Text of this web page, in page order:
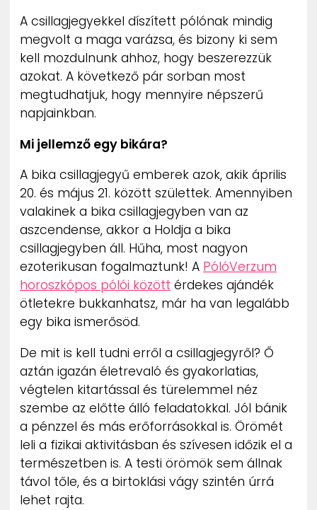
A csillagjegyekkel díszített pólónak mindig
megvolt a maga varázsa, és bizony ki sem
kell mozdulnunk ahhoz, hogy beszerezzük
azokat. A következő pár sorban most
megtudhatjuk, hogy mennyire népszerű
napjainkban.
Mi jellemző egy bikára?
A bika csillagjegyű emberek azok, akik április
20. és május 21. között születtek. Amennyiben
valakinek a bika csillagjegyben van az
aszcendense, akkor a Holdja a bika
csillagjegyben áll. Hűha, most nagyon
ezoterikusan fogalmaztunk! A PólóVerzum
horoszkópos pólói között érdekes ajándék
ötletekre bukkanhatsz, már ha van legalább
egy bika ismerősöd.
De mit is kell tudni erről a csillagjegyről? Ő
aztán igazán életrevaló és gyakorlatias,
végtelen kitartással és türelemmel néz
szembe az előtte álló feladatokkal. Jól bánik
a pénzzel és más erőforrásokkal is. Örömét
leli a fizikai aktivitásban és szívesen időzik el a
természetben is. A testi örömök sem állnak
távol tőle, és a birtoklási vágy szintén úrrá
lehet rajta.